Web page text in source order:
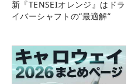
新『TENSEIオレンジ』はドラ
イバーシャフトの“最適解”